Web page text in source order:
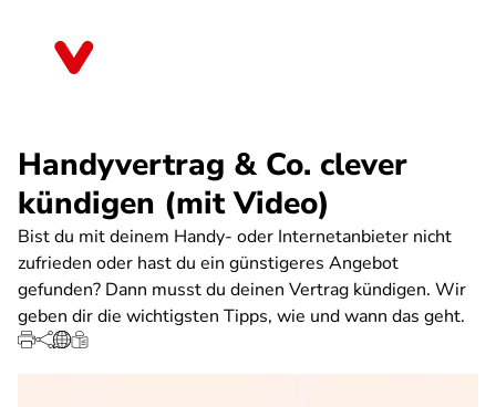
Handyvertrag & Co. clever
kündigen (mit Video)
Bist du mit deinem Handy- oder Internetanbieter nicht
zufrieden oder hast du ein günstigeres Angebot
gefunden? Dann musst du deinen Vertrag kündigen. Wir
geben dir die wichtigsten Tipps, wie und wann das geht.